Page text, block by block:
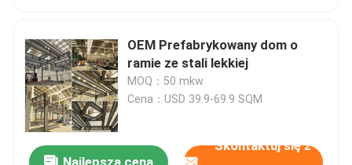
OEM Prefabrykowany dom o
ramie ze stali lekkiej
MOQ：50 mkw
Cena：USD 39.9-69.9 SQM
Skontaktuj się z